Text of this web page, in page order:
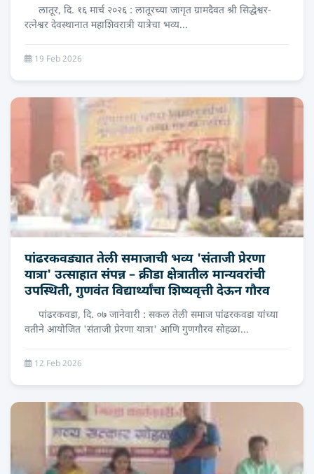
लातूर, दि. १६ मार्च २०२६ : लातूरच्या जागृत ग्रामदैवत श्री सिद्धेश्वर-
रत्नेश्वर देवस्थानात महाशिवरात्री यात्रेचा भव्य...
19 Feb 2026
पांढरकवड्यात तेली समाजाची भव्य 'संताजी प्रेरणा
यात्रा' उत्साहात संपन्न – क्रीडा क्षेत्रातील मान्यवरांची
उपस्थिती, गुणवंत विद्यार्थ्यांचा शिष्यवृत्ती देऊन गौरव
पांढरकवडा, दि. ०७ जानेवारी : सकल तेली समाज पांढरकवडा यांच्या
वतीने आयोजित 'संताजी प्रेरणा यात्रा' आणि गुणगौरव सोहळा...
12 Feb 2026